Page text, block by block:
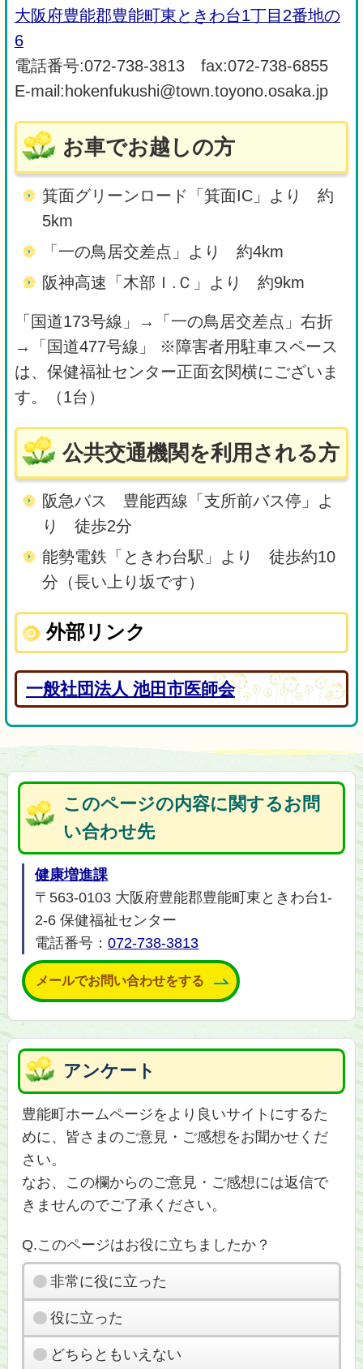
大阪府豊能郡豊能町東ときわ台1丁目2番地の
6
電話番号:072-738-3813 fax:072-738-6855
E-mail:hokenfukushi@town.toyono.osaka.jp
お車でお越しの方
箕面グリーンロード「箕面IC」より 約
5km
「一の鳥居交差点」より 約4km
阪神高速「木部Ｉ.Ｃ」より 約9km
「国道173号線」→「一の鳥居交差点」右折
→「国道477号線」 ※障害者用駐車スペース
は、保健福祉センター正面玄関横にございま
す。（1台）
公共交通機関を利用される方
阪急バス 豊能西線「支所前バス停」よ
り 徒歩2分
能勢電鉄「ときわ台駅」より 徒歩約10
分（長い上り坂です）
外部リンク
一般社団法人 池田市医師会
このページの内容に関するお問
い合わせ先
健康増進課
〒563-0103 大阪府豊能郡豊能町東ときわ台1-
2-6 保健福祉センター
電話番号：072-738-3813
メールでお問い合わせをする
アンケート
豊能町ホームページをより良いサイトにするた
めに、皆さまのご意見・ご感想をお聞かせくだ
さい。
なお、この欄からのご意見・ご感想には返信で
きませんのでご了承ください。
Q.このページはお役に立ちましたか？
非常に役に立った
役に立った
どちらともいえない